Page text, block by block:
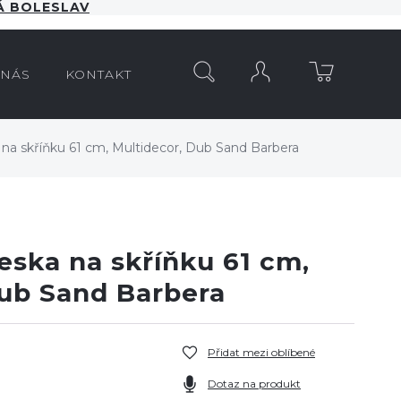
BOLESLAV
KONTAKT
skříňku 61 cm, Multidecor, Dub Sand Barbera
na skříňku 61 cm,
Sand Barbera
Přidat mezi oblíbené
Dotaz na produkt